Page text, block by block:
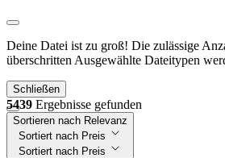
Deine Datei ist zu groß! Die zulässige
überschritten Ausgewählte Dateitypen
Schließen
5439 Ergebnisse gefunden
Sortieren nach Relevanz
Sortiert nach Preis
Sortiert nach Preis